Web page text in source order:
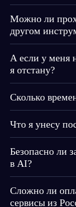
Можно ли
другом
А если у меня
я отстану?
Сколько
Что я унесу
Безопасно ли
в AI?
Сложно ли
сервисы из